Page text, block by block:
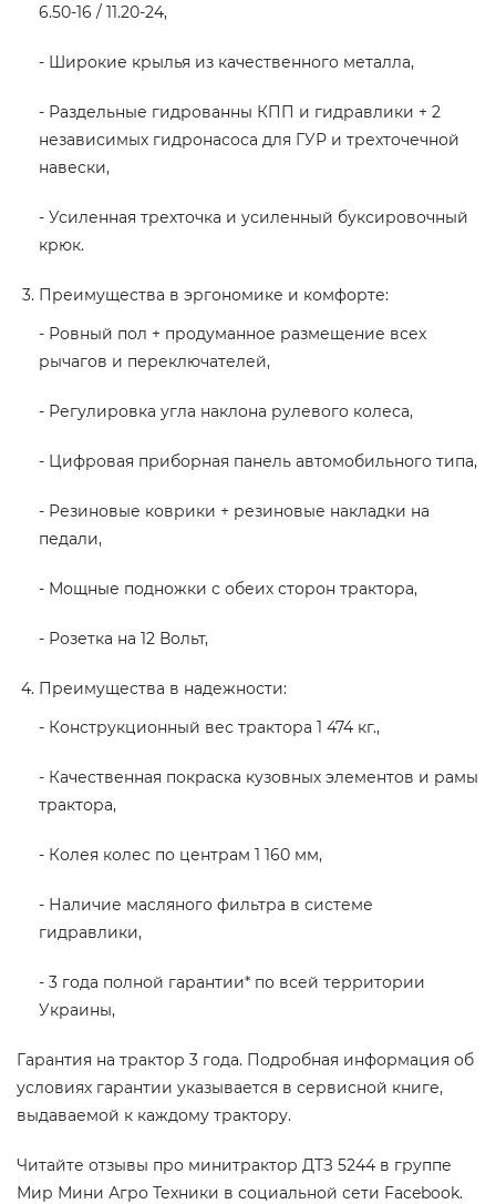
6.50-16 / 11.20-24,
- Широкие крылья из качественного металла,
- Раздельные гидрованны КПП и гидравлики + 2
независимых гидронасоса для ГУР и трехточечной
навески,
- Усиленная трехточка и усиленный буксировочный
крюк.
Преимущества в эргономике и комфорте:
- Ровный пол + продуманное размещение всех
рычагов и переключателей,
- Регулировка угла наклона рулевого колеса,
- Цифровая приборная панель автомобильного типа,
- Резиновые коврики + резиновые накладки на
педали,
- Мощные подножки с обеих сторон трактора,
- Розетка на 12 Вольт,
Преимущества в надежности:
- Конструкционный вес трактора 1 474 кг.,
- Качественная покраска кузовных элементов и рамы
трактора,
- Колея колес по центрам 1 160 мм,
- Наличие масляного фильтра в системе
гидравлики,
- 3 года полной гарантии* по всей территории
Украины,
Гарантия на трактор 3 года. Подробная информация об
условиях гарантии указывается в сервисной книге,
выдаваемой к каждому трактору.
Читайте отзывы про минитрактор ДТЗ 5244 в группе
Мир Мини Агро Техники в социальной сети Facebook.